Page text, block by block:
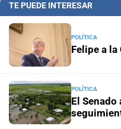
En
TE PUEDE INTERESAR
POLÍTICA
Felipe a la
POLÍTICA
El